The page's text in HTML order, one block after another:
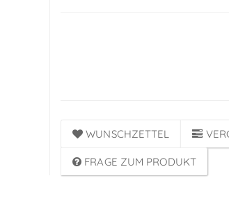
WUNSCHZETTEL
FRAGE ZUM PRODUKT